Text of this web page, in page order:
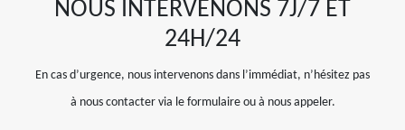
NOUS INTERVENONS 7J/7 ET
24H/24
En cas d’urgence, nous intervenons dans l’immédiat, n’hésitez pas
à nous contacter via le formulaire ou à nous appeler.